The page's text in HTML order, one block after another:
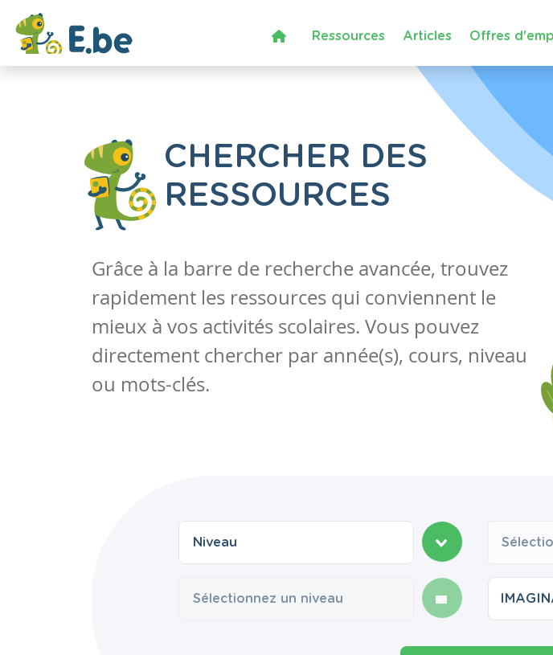
Ressources Articles Offres
CHERCHER DES
RESSOURCES
Grâce à la barre de recherche avancée, trouvez
rapidement les ressources qui conviennent le
mieux à vos activités scolaires. Vous pouvez
directement chercher par année(s), cours, niveau
ou mots-clés.